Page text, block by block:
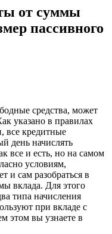
от суммы
пассивного
средства, может
указано в правилах
все кредитные
день начислять
все и есть, но на самом
условиям,
и сам разобраться в
вклада. Для этого
типа начисления
при вкладе с
этом вы узнаете в